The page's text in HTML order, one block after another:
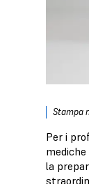
Stampa
Per i
la